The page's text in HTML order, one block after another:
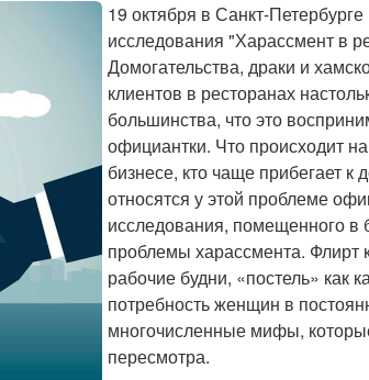
19 октября в Санкт-
исследования "Харассмент в
Домогательства, драки и
клиентов в ресторанах
большинства, что это
официантки. Что происходит
бизнесе, кто чаще прибегает к
относятся у этой проблеме
исследования, помещенного в
проблемы харассмента. Флирт
рабочие будни, «постель» как
потребность женщин в
многочисленные мифы,
пересмотра.